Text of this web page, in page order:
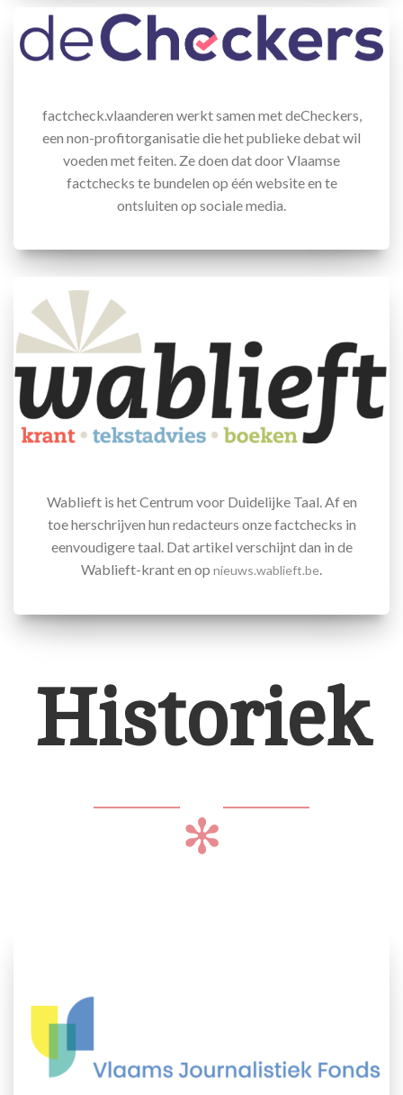
factcheck.vlaanderen werkt samen met deCheckers,
een non-profitorganisatie die het publieke debat wil
voeden met feiten. Ze doen dat door Vlaamse
factchecks te bundelen op één website en te
ontsluiten op sociale media.
Wablieft is het Centrum voor Duidelijke Taal. Af en
toe herschrijven hun redacteurs onze factchecks in
eenvoudigere taal. Dat artikel verschijnt dan in de
Wablieft-krant en op nieuws.wablieft.be.
Historiek
✻